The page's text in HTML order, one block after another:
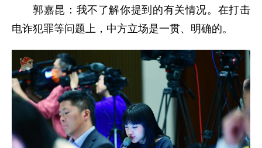
郭嘉昆：我不了解你提到的有关情况。在打击
电诈犯罪等问题上，中方立场是一贯、明确的。